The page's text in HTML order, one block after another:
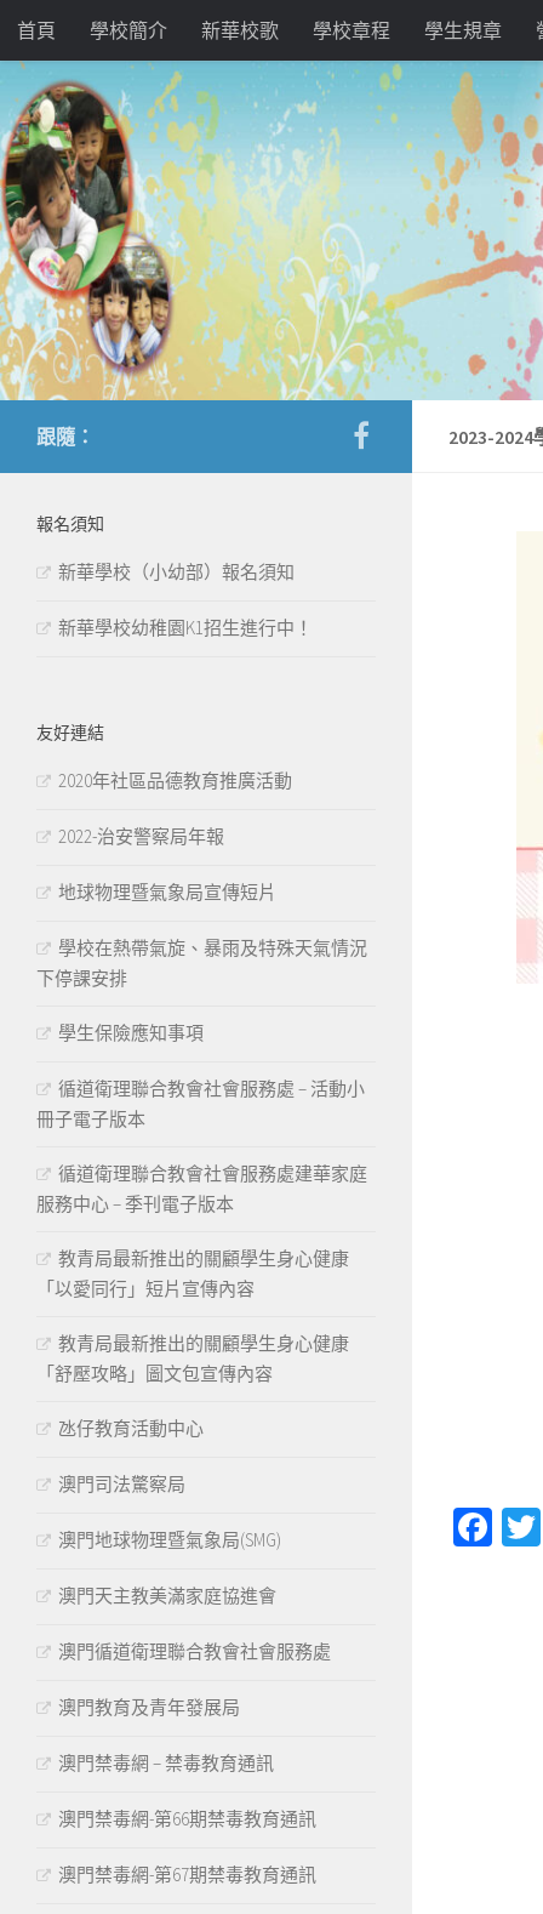
首頁 學校簡介 新華校歌 學校章程 學生規章
2023-2024
跟隨：
報名須知
新華學校（小幼部）報名須知
新華學校幼稚園K1招生進行中！
友好連結
2020年社區品德教育推廣活動
2022-治安警察局年報
地球物理暨氣象局宣傳短片
學校在熱帶氣旋、暴雨及特殊天氣情況
下停課安排
學生保險應知事項
循道衛理聯合教會社會服務處 – 活動小
冊子電子版本
循道衛理聯合教會社會服務處建華家庭
服務中心 – 季刊電子版本
教青局最新推出的關顧學生身心健康
「以愛同行」短片宣傳內容
教青局最新推出的關顧學生身心健康
「舒壓攻略」圖文包宣傳內容
氹仔教育活動中心
澳門司法驚察局
澳門地球物理暨氣象局(SMG)
澳門天主教美滿家庭協進會
澳門循道衛理聯合教會社會服務處
澳門教育及青年發展局
澳門禁毒網 – 禁毒教育通訊
澳門禁毒網-第66期禁毒教育通訊
澳門禁毒網-第67期禁毒教育通訊